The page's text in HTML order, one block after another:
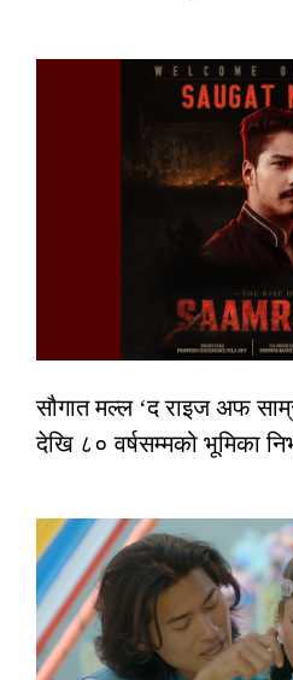
सौगात मल्ल ‘द राइज अफ
देखि ८० वर्षसम्मको भूमिका